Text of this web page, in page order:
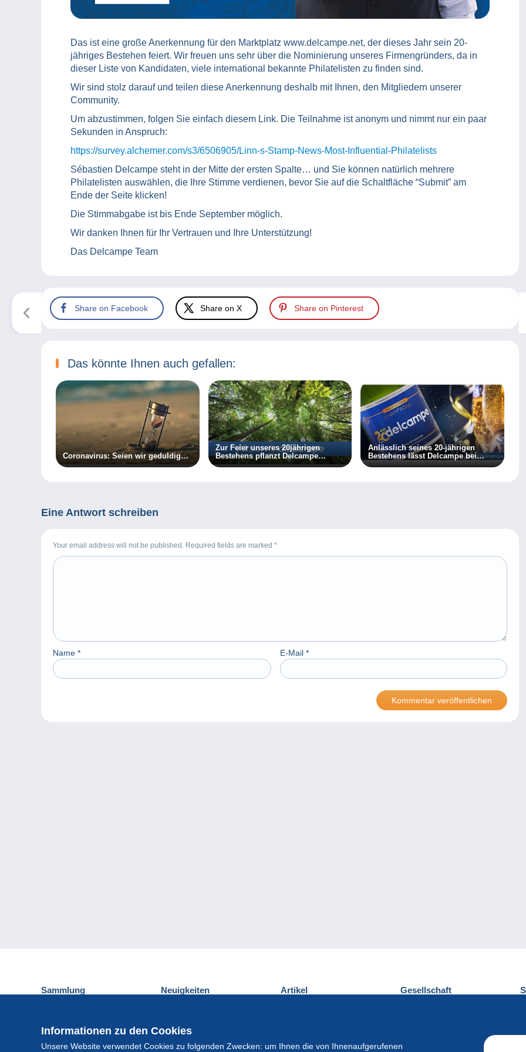
Das ist eine große Anerkennung für den Marktplatz www.delcampe.net, der dieses Jahr sein 20-
jähriges Bestehen feiert. Wir freuen uns sehr über die Nominierung unseres Firmengründers, da in
dieser Liste von Kandidaten, viele international bekannte Philatelisten zu finden sind.
Wir sind stolz darauf und teilen diese Anerkennung deshalb mit Ihnen, den Mitgliedern unserer
Community.
Um abzustimmen, folgen Sie einfach diesem Link. Die Teilnahme ist anonym und nimmt nur ein paar
Sekunden in Anspruch:
https://survey.alchemer.com/s3/6506905/Linn-s-Stamp-News-Most-Influential-Philatelists
Sébastien Delcampe steht in der Mitte der ersten Spalte… und Sie können natürlich mehrere
Philatelisten auswählen, die Ihre Stimme verdienen, bevor Sie auf die Schaltfläche “Submit” am
Ende der Seite klicken!
Die Stimmabgabe ist bis Ende September möglich.
Wir danken Ihnen für Ihr Vertrauen und Ihre Unterstützung!
Das Delcampe Team
Share on Facebook Share on X Share on Pinterest
Das könnte Ihnen auch gefallen:
Coronavirus: Seien wir geduldig…
Zur Feier unseres 20jährigen
Bestehens pflanzt Delcampe
gemeinsam mit “Graine de Vie»
Anlässlich seines 20-jährigen
Bestehens lässt Delcampe bei
seinen Mitgliedern die
Eine Antwort schreiben
Your email address will not be published. Required fields are marked *
Name * E-Mail *
Informationen zu den Cookies
Unsere Website verwendet Cookies zu folgenden Zwecken: um Ihnen die von Ihnenaufgerufenen
Sammlung
Münzen und Banknoten
Andere Sammlungen
Neuigkeiten Artikel Gesellschaft